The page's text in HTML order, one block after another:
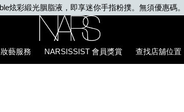
妝藝服務 NARSISSIST 會員獎賞 查找店舖位置